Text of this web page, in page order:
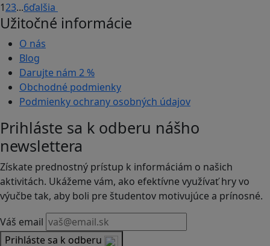
123...6ďalšia
Užitočné informácie
O nás
Blog
Darujte nám 2 %
Obchodné podmienky
Podmienky ochrany osobných údajov
Prihláste sa k odberu nášho
newslettera
Získate prednostný prístup k informáciám o našich
aktivitách. Ukážeme vám, ako efektívne využívať hry vo
výučbe tak, aby boli pre študentov motivujúce a prínosné.
Váš email
Prihláste sa k odberu